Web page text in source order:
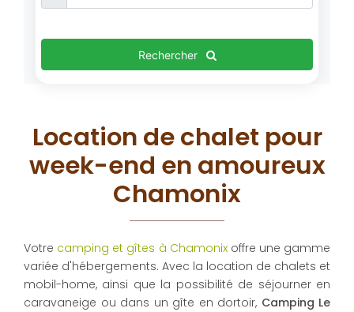
Rechercher
Location de chalet pour
week-end en amoureux
Chamonix
Votre camping et gîtes à Chamonixoffre une gamme
variée d'hébergements. Avec la location de chalets et
mobil-home, ainsi que la possibilité de séjourner en
caravaneige ou dans un gîte en dortoir, Camping Le